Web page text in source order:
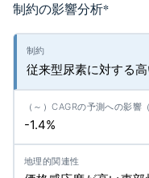
制約の影響分析*
従来型尿素に対する
-1.4%